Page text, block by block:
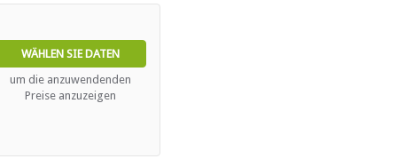
WÄHLEN SIE DATEN
um die anzuwendenden
Preise anzuzeigen